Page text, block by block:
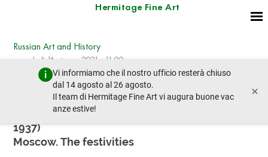
Hermitage Fine Art
Vi informiamo che il nostro ufficio resterà chiuso
dal 14 agosto al 26 agosto.
Il team di Hermitage Fine Art vi augura buone vac
anze estive!
×
Russian Art and History
mercoledì 16 giugno 2021 - 11:00
lotto precedente lotto prossimo
Leonid MIKHAILOVICH BRAILOVSKY (1867-
1937)
Moscow. The festivities